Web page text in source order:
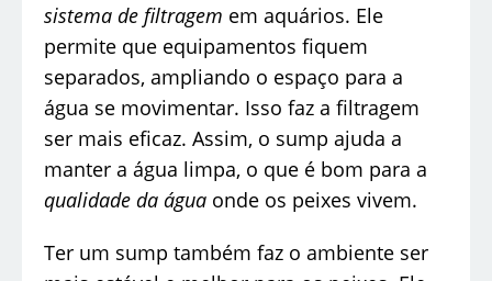
sistema de filtragem em aquários. Ele
permite que equipamentos fiquem
separados, ampliando o espaço para a
água se movimentar. Isso faz a filtragem
ser mais eficaz. Assim, o sump ajuda a
manter a água limpa, o que é bom para a
qualidade da água onde os peixes vivem.
Ter um sump também faz o ambiente ser